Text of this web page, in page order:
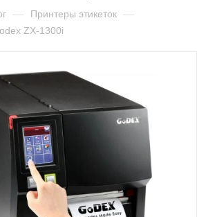
— Принтеры этикеток —
ZX-1300i